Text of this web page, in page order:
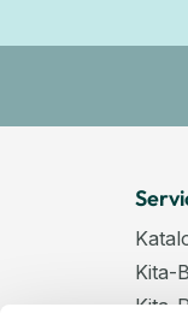
Kita-
Kita-